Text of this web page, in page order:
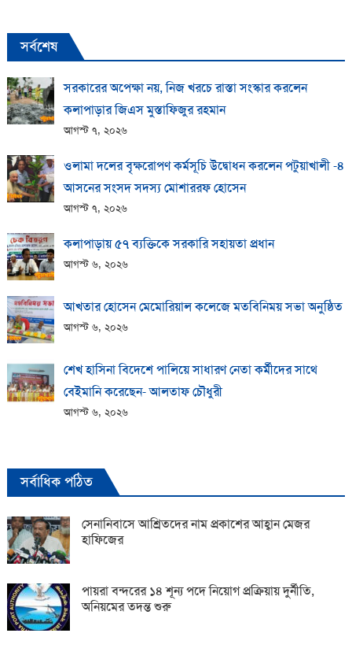
সর্বশেষ
সরকারের অপেক্ষা নয়, নিজ খরচে রাস্তা সংস্কার করলেন
কলাপাড়ার জিএস মুস্তাফিজুর রহমান
আগস্ট ৭, ২০২৬
ওলামা দলের বৃক্ষরোপণ কর্মসূচি উদ্বোধন করলেন পটুয়াখালী -৪
আসনের সংসদ সদস্য মোশাররফ হোসেন
আগস্ট ৭, ২০২৬
কলাপাড়ায় ​৫৭ ব্যক্তিকে সরকারি সহায়তা প্রধান
আগস্ট ৬, ২০২৬
আখতার হোসেন মেমোরিয়াল কলেজে মতবিনিময় সভা অনুষ্ঠিত
আগস্ট ৬, ২০২৬
শেখ হাসিনা বিদেশে পালিয়ে সাধারণ নেতা কর্মীদের সাথে
বেইমানি করেছেন- আলতাফ চৌধুরী
আগস্ট ৬, ২০২৬
সর্বাধিক পঠিত
সেনানিবাসে আশ্রিতদের নাম প্রকাশের আহ্বান মেজর
হাফিজের
পায়রা বন্দরের ১৪ শূন্য পদে নিয়োগ প্রক্রিয়ায় দুর্নীতি,
অনিয়মের তদন্ত শুরু